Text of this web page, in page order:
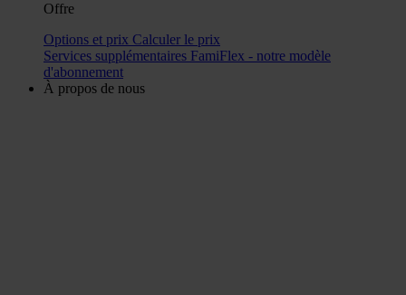
Offre
Options et prix Calculer le prix
Services supplémentaires FamiFlex - notre modèle
d'abonnement
À propos de nous